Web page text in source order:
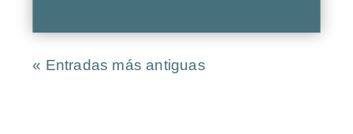
« Entradas más antiguas